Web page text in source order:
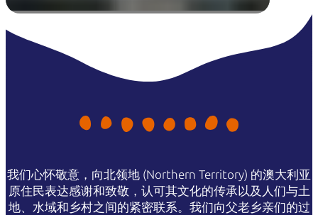
我们心怀敬意，向北领地 (Northern Territory) 的澳大利亚
原住民表达感谢和致敬，认可其文化的传承以及人们与土
地、水域和乡村之间的紧密联系。我们向父老乡亲们的过